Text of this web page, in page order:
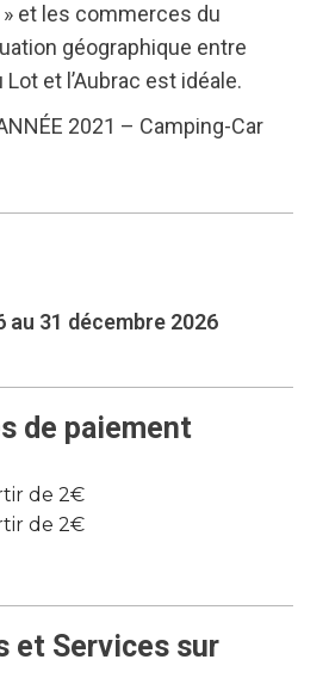
et les commerces du
géographique entre
Lot et l’Aubrac est idéale.
2021 – Camping-Car
au 31 décembre 2026
de paiement
de 2€
de 2€
et Services sur